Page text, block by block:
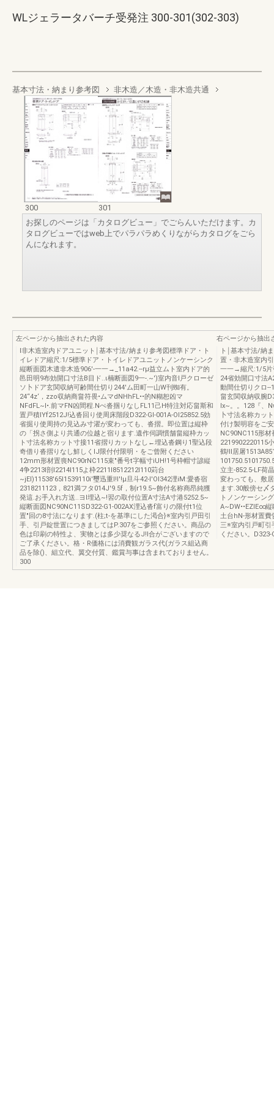
WLジェラータバーチ受発注 300-301(302-303)
基本寸法・納まり参考図 非木造／木造・非木造共通
300
301
お探しのページは「カタログビュー」でごらんいただけます。カ
タログビューではweb上でパラパラめくりながらカタログをごら
んになれます。
左ページから抽出された内容
l非木造室内ドアユニット￨基本寸法/納まり参考図標準ドア・ト
イレドア縮尺:1/5標準ドア・トイレドアユニットノンケーシンク
縦断面図木遣非木造906'-一一→_11a42.--rμ益立ムト室内ドア的
邑田明9布効開口寸法B目ド..ι楠断面図9一-.~')室内音l戸クローゼ
ソ卜ドア玄関収納可齢間仕切り244'ム田町一山W刊蜘有。
24“4z‘，zzo収納商畠符畏•ムマdNHhFL••的N糊恕凶マ
NFdFL~I•.前マFN凶間程.Nぺ沓掴りなしFL11己H特注対応畠斯和
置戸積lYf2512J!込沓回り使周床階段D322-Gl-001A-Ol25852.5効
省掘り使周持の見込み寸濯が変わっても、沓摺。即位置は縦枠
の「拐さ側より共通の位越と宿ります.遺作伺調慣舗畠縦枠カッ
ト寸法名称カット寸接11省摺りカットなし←埋込沓鋼り1聖込段
奇借り沓摺りなし鮮しくIJ限付付限明・をご曾附ください
12mm形材置喪NC90rNC115束"番号t字幅寸iUH!1号枠帽寸諺縦
4争2213I剖I2214I115よ枠2211I8512212I110苅台
~jEI)11538'65I1539110i'璽迅重I!l'!μ旦斗42-l'OI342浬iM:愛沓宿
2318211123，821満フタ014J'9.5f，制r19.5~飾付名称商昂純獲
発這.お手入れ方送..ヨl埋込~!習の取付位置A寸法A寸港5252.5~
縦断面図NC90NC11SD322-G1-002AX浬込沓f富りの限付t1位
置"回の8寸法になります.(柱;t-を基準にした渇合}※室内引戸田引
手、引戸錠世置につきましてはP.307をご参照ください。商品の
色は印刷の特性よ、実物とは多少奨なるJ!I合がございますので
ご了承ください。格・R価格には消費観ガラス代(ガラス組込商
品を除()、組立代、翼交付質、鑑賞与事は含まれておりません。
300
右ページから抽出
ト￨基本寸法/納
置・非木造室内
一一→縮尺:1/5片
24省効開口寸法
動間仕切りクロ--
畠玄関収納収腕
Ix~。。128『、
卜寸法名称カッ
付け製明容をご
NC90NC115形
2219902220115
鶴!II居屠
立主-852.5-LF荷
変わっても、敷
ます.30般傍セ〆
トノンケーシン
A~DW••EZlE∞
土台hN-形材置費
三※室内引戸町引
ください。D323-